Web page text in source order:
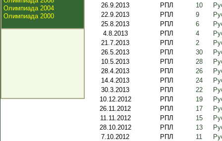
Олимпиада 2004
Олимпиада 2000
26.9.2013
РПЛ 10
22.9.2013
РПЛ 9
25.8.2013
РПЛ 6
4.8.2013
РПЛ 4
21.7.2013
РПЛ 2
26.5.2013
РПЛ 30
10.5.2013
РПЛ 28
28.4.2013
РПЛ 26
14.4.2013
РПЛ 24
30.3.2013
РПЛ 22
10.12.2012
РПЛ 19
26.11.2012
РПЛ 17
11.11.2012
РПЛ 15
28.10.2012
РПЛ 13
7.10.2012
РПЛ 11